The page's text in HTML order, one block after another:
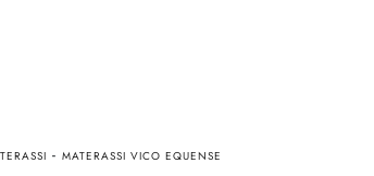
- MATERASSI VICO EQUENSE